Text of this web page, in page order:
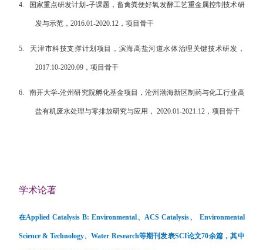
4. 国家重点研发计划 -子课题，畜禽粪便好氧发酵工艺重金属控制技术研
发与示范， 2016.01-2020.12，项目骨干
5. 天津市科技支撑计划项目，滨海高盐河道水体治理关键技术研发，
2017.10-2020.09，项目骨干
6. 南开大学-沧州研究院孵化基金项目，沧州渤海新区制药与化工行业高
盐有机废水处理与零排放研究与应用， 2020.01-2021.12，项目骨干
学术论著
在Applied Catalysis B: Environmental、ACS Catalysis、 Environmental
Science & Technology、Water Research等期刊发表SCI论文70余篇，其中